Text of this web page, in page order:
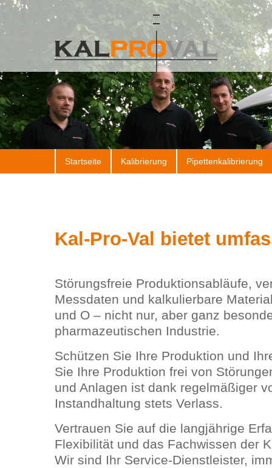
Startseite Kalibrierung Pipettenkalibrierung
Kal-Pro-Val bietet
Störungsfreie Produktionsabläufe,
Messdaten und kalkulierbare
und O – nicht nur, aber ganz
pharmazeutischen Industrie.
Schützen Sie Ihre Produktion und
Sie Ihre Produktion frei von
und Anlagen ist dank regelmäßiger
Instandhaltung stets Verlass.
Vertrauen Sie auf die langjährige
Flexibilität und das Fachwissen der
Wir sind Ihr Service-Dienstleister,